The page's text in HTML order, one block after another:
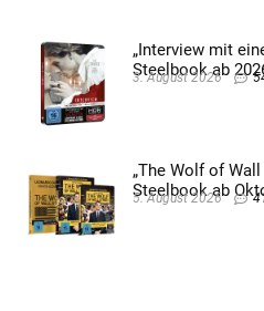
„Interview mit
Steelbook ab
3. August 2026
„The Wolf of
Steelbook ab
5. August 2026